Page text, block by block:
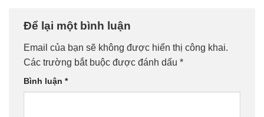
Để lại một bình luận
Email của bạn sẽ không được hiển thị công khai.
Các trường bắt buộc được đánh dấu *
Bình luận *